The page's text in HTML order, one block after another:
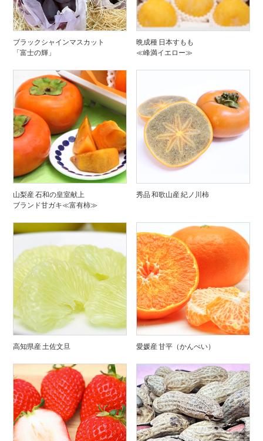
ブラックシャインマスカット
「富士の輝」
晩成種 日本すもも
≪峰満イエロー≫
山梨産 石和の皇室献上
ブランド甘ガキ≪富有柿≫
秀品 和歌山産 紀ノ川柿
高知県産 土佐文旦 愛媛産 甘平（かんぺい）